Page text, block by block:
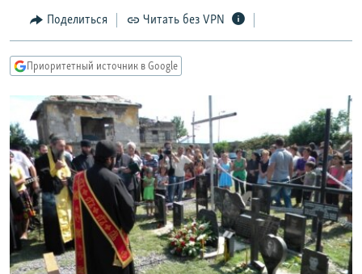
Вернутся
главной
навигации
Вернутся
поиску
МНЕНИЯ
IDEL.РЕАЛИИ
КАВКАЗ.РЕАЛИИ
СЕВЕР.РЕАЛИИ
СИБИРЬ.РЕАЛИИ
РАСПИСАНИЕ ВЕЩАНИЯ
ПОДПИШИТЕСЬ НА РАССЫЛКУ
СОЦИАЛЬНЫЕ СЕТИ
Поделиться Читать без VPN
Приоритетный источник в Google